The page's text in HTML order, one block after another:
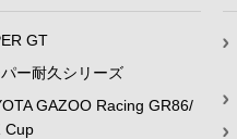
GT
ー耐久シリーズ
GAZOO Racing GR86/
Cup